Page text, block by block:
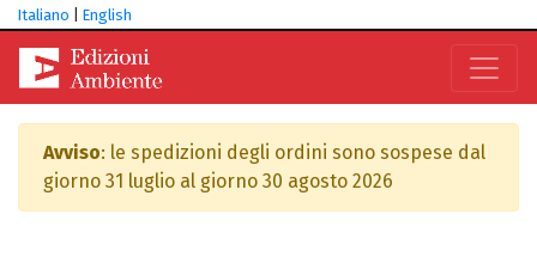
Italiano English
Avviso: le spedizioni degli ordini sono sospese dal
giorno 31 luglio al giorno 30 agosto 2026